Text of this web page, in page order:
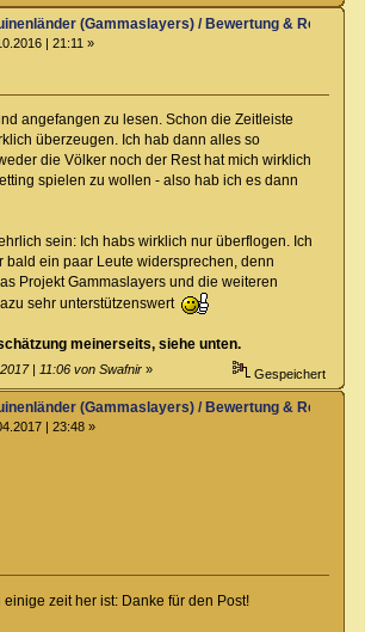
(Gammaslayers) / Bewertung &
| 21:11 »
angefangen zu lesen. Schon die Zeitleiste
überzeugen. Ich hab dann alles so
die Völker noch der Rest hat mich wirklich
spielen zu wollen - also hab ich es dann
sein: Ich habs wirklich nur überflogen. Ich
bald ein paar Leute widersprechen, denn
Projekt Gammaslayers und die weiteren
sehr unterstützenswert
meinerseits, siehe unten.
| 11:06 von Swafnir » Gespeichert
(Gammaslayers) / Bewertung &
| 23:48 »
zeit her ist: Danke für den Post!